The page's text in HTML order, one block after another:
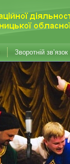
Зворотній зв’язок